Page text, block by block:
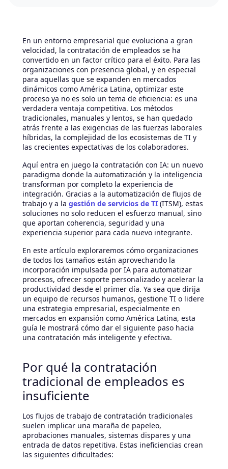
En un entorno empresarial que evoluciona a gran
velocidad, la contratación de empleados se ha
convertido en un factor crítico para el éxito. Para las
organizaciones con presencia global, y en especial
para aquellas que se expanden en mercados
dinámicos como América Latina, optimizar este
proceso ya no es solo un tema de eficiencia: es una
verdadera ventaja competitiva. Los métodos
tradicionales, manuales y lentos, se han quedado
atrás frente a las exigencias de las fuerzas laborales
híbridas, la complejidad de los ecosistemas de TI y
las crecientes expectativas de los colaboradores.
Aquí entra en juego la contratación con IA: un nuevo
paradigma donde la automatización y la inteligencia
transforman por completo la experiencia de
integración. Gracias a la automatización de flujos de
trabajo y a la gestión de servicios de TI (ITSM), estas
soluciones no solo reducen el esfuerzo manual, sino
que aportan coherencia, seguridad y una
experiencia superior para cada nuevo integrante.
En este artículo exploraremos cómo organizaciones
de todos los tamaños están aprovechando la
incorporación impulsada por IA para automatizar
procesos, ofrecer soporte personalizado y acelerar la
productividad desde el primer día. Ya sea que dirija
un equipo de recursos humanos, gestione TI o lidere
una estrategia empresarial, especialmente en
mercados en expansión como América Latina, esta
guía le mostrará cómo dar el siguiente paso hacia
una contratación más inteligente y efectiva.
Por qué la contratación
tradicional de empleados es
insuficiente
Los flujos de trabajo de contratación tradicionales
suelen implicar una maraña de papeleo,
aprobaciones manuales, sistemas dispares y una
entrada de datos repetitiva. Estas ineficiencias crean
las siguientes dificultades: